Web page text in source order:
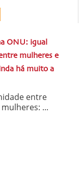
ONU: igual
mulheres e
há muito a
entre
...